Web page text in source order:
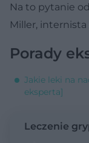
Na to pytanie
Miller,
Porady
Jakie leki na
eksperta]
Leczenie